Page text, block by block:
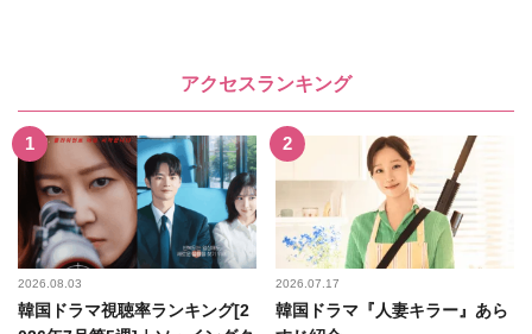
アクセスランキング
2026.08.03
韓国ドラマ視聴率ランキング[2
2026.07.17
韓国ドラマ『人妻キラー』あら